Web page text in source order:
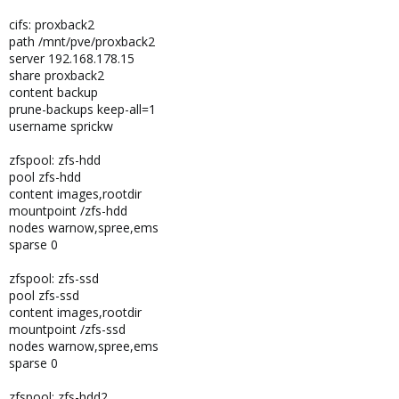
cifs: proxback2
path /mnt/pve/proxback2
server 192.168.178.15
share proxback2
content backup
prune-backups keep-all=1
username sprickw
zfspool: zfs-hdd
pool zfs-hdd
content images,rootdir
mountpoint /zfs-hdd
nodes warnow,spree,ems
sparse 0
zfspool: zfs-ssd
pool zfs-ssd
content images,rootdir
mountpoint /zfs-ssd
nodes warnow,spree,ems
sparse 0